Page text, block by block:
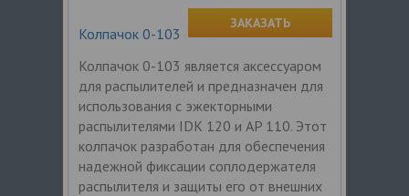
Колпачок 0-103
Колпачок 0-103 является аксессуаром
для распылителей и предназначен для
использования с эжекторными
распылителями IDK 120 и AP 110. Этот
колпачок разработан для обеспечения
надежной фиксации соплодержателя
распылителя и защиты его от внешних
ЗАКАЗАТЬ